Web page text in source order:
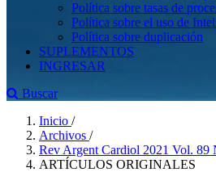
Política sobre tasas de
Política sobre el uso de
Política sobre duplicación
SUPLEMENTOS
INGRESAR
Buscar
Inicio /
Archivos /
Rev Argent Cardiol 2021 Vol. 89
ARTÍCULOS ORIGINALES